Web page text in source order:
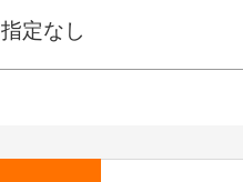
指定なし